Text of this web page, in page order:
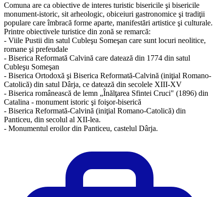
Comuna are ca obiective de interes turistic bisericile şi bisericile
monument-istoric, sit arheologic, obiceiuri gastronomice şi tradiţii
populare care îmbracă forme aparte, manifestări artistice şi culturale.
Printre obiectivele turistice din zonă se remarcă:
- Viile Pustii din satul Cubleşu Someşan care sunt locuri neolitice,
romane şi prefeudale
- Biserica Reformată Calvină care datează din 1774 din satul
Cubleşu Someşan
- Biserica Ortodoxă şi Biserica Reformată-Calvină (iniţial Romano-
Catolică) din satul Dârja, ce datează din secolele XIII-XV
- Biserica românească de lemn „Înălţarea Sfintei Cruci" (1896) din
Catalina - monument istoric şi foişor-biserică
- Biserica Reformată-Calvină (iniţial Romano-Catolică) din
Panticeu, din secolul al XII-lea.
- Monumentul eroilor din Panticeu, castelul Dârja.